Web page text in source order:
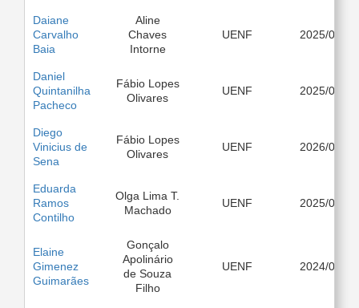
Daiane
Carvalho
Baia
Aline
Chaves
Intorne
UENF 2025/03
Daniel
Quintanilha
Pacheco
Fábio Lopes
Olivares
UENF 2025/03
Diego
Vinicius de
Sena
Fábio Lopes
Olivares
UENF 2026/08
Eduarda
Ramos
Contilho
Olga Lima T.
Machado
UENF 2025/03
Elaine
Gimenez
Guimarães
Gonçalo
Apolinário
de Souza
Filho
UENF 2024/03